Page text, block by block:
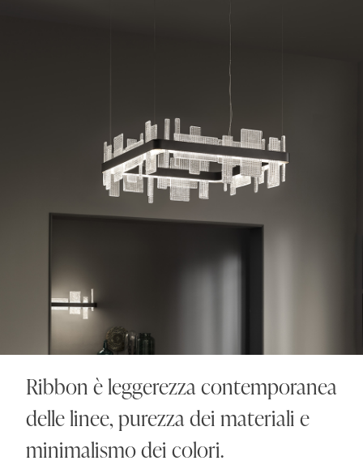
Ribbon è leggerezza contemporanea
delle linee, purezza dei materiali e
minimalismo dei colori.